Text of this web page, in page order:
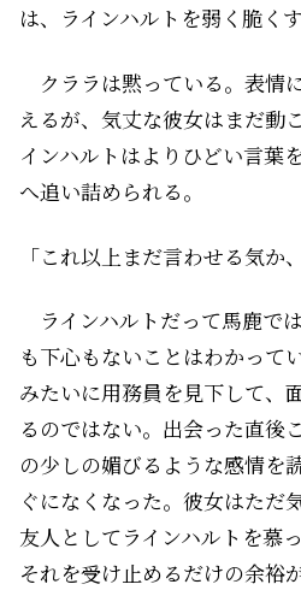
は、ラインハルトを弱く脆くす
クララは黙っている。表情
えるが、気丈な彼女はまだ動
インハルトはよりひどい言葉
へ追い詰められる。
「これ以上まだ言わせる気か
ラインハルトだって馬鹿で
も下心もないことはわかって
みたいに用務員を見下して、
るのではない。出会った直後
の少しの媚びるような感情を
ぐになくなった。彼女はただ
友人としてラインハルトを慕
それを受け止めるだけの余裕